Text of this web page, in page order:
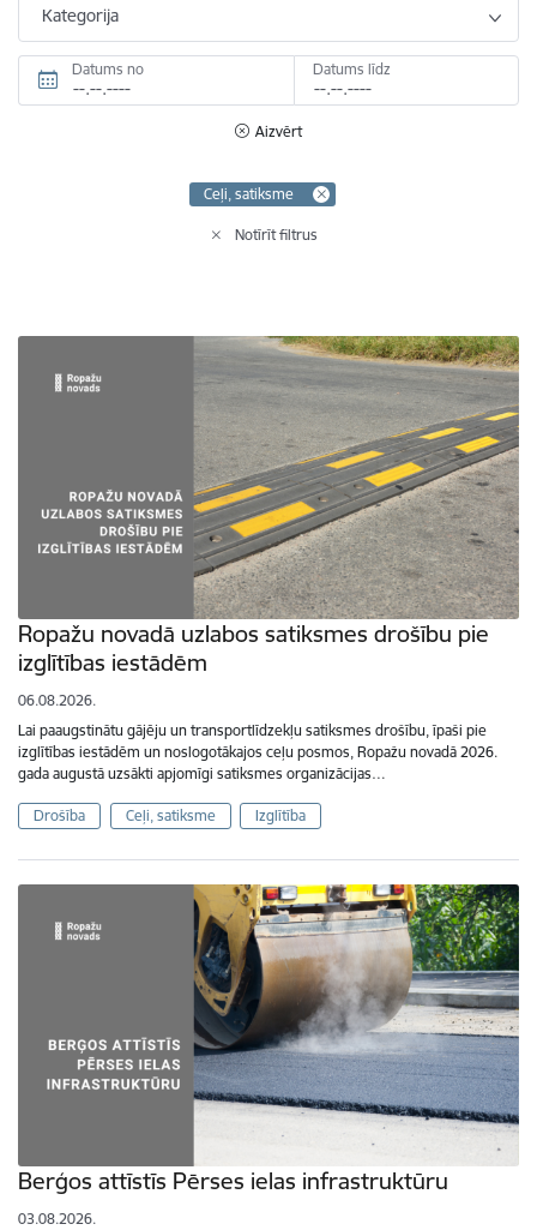
Kategorija
Datums no Datums līdz
Aizvērt
Ceļi, satiksme
Notīrīt filtrus
Ropažu novadā uzlabos satiksmes drošību pie
izglītības iestādēm
06.08.2026.
Lai paaugstinātu gājēju un transportlīdzekļu satiksmes drošību, īpaši pie
izglītības iestādēm un noslogotākajos ceļu posmos, Ropažu novadā 2026.
gada augustā uzsākti apjomīgi satiksmes organizācijas…
Drošība Ceļi, satiksme Izglītība
Berģos attīstīs Pērses ielas infrastruktūru
03.08.2026.